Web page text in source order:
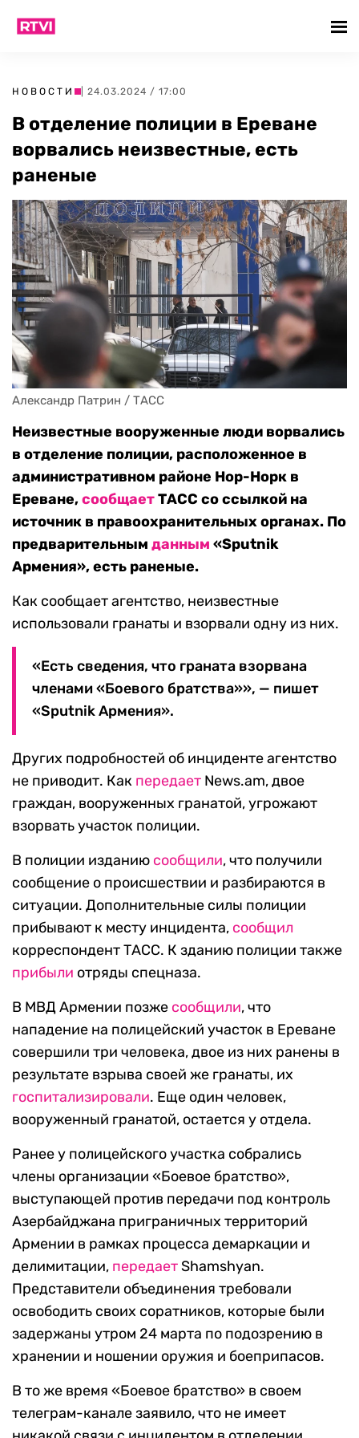
НОВОСТИ | 24.03.2024 / 17:00
В отделение полиции в Ереване
ворвались неизвестные, есть
раненые
Александр Патрин / ТАСС
Неизвестные вооруженные люди ворвались
в отделение полиции, расположенное в
административном районе Нор-Норк в
Ереване,сообщаетТАСС со ссылкой на
источник в правоохранительных органах. По
предварительным данным «Sputnik
Армения», есть раненые.
Как сообщает агентство, неизвестные
использовали гранаты и взорвали одну из них.
«Есть сведения, что граната взорвана
членами «Боевого братства»», — пишет
«Sputnik Армения».
Других подробностей об инциденте агентство
не приводит. Как передает News.am, двое
граждан, вооруженных гранатой, угрожают
взорвать участок полиции.
В полиции изданию сообщили, что получили
сообщение о происшествии и разбираются в
ситуации. Дополнительные силы полиции
прибывают к месту инцидента, сообщил
корреспондент ТАСС. К зданию полиции также
прибыли отряды спецназа.
В МВД Армении позже сообщили, что
нападение на полицейский участок в Ереване
совершили три человека, двое из них ранены в
результате взрыва своей же гранаты, их
госпитализировали. Еще один человек,
вооруженный гранатой, остается у отдела.
Ранее у полицейского участка собрались
члены организации «Боевое братство»,
выступающей против передачи под контроль
Азербайджана приграничных территорий
Армении в рамках процесса демаркации и
делимитации, передаетShamshyan.
Представители объединения требовали
освободить своих соратников, которые были
задержаны утром 24 марта по подозрению в
хранении и ношении оружия и боеприпасов.
В то же время «Боевое братство» в своем
телеграм-канале заявило, что не имеет